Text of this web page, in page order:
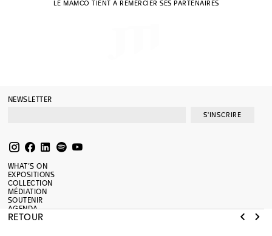
RETOUR
LE MAMCO TIENT À REMERCIER SES PARTENAIRES
NEWSLETTER
S'INSCRIRE
WHAT’S ON
EXPOSITIONS
COLLECTION
MÉDIATION
SOUTENIR
AGENDA
RESSOURCES